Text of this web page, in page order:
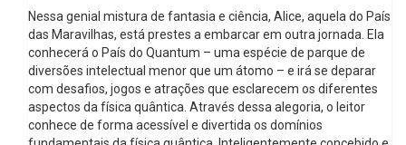
Nessa genial mistura de fantasia e ciência, Alice, aquela do País
das Maravilhas, está prestes a embarcar em outra jornada. Ela
conhecerá o País do Quantum – uma espécie de parque de
diversões intelectual menor que um átomo – e irá se deparar
com desafios, jogos e atrações que esclarecem os diferentes
aspectos da física quântica. Através dessa alegoria, o leitor
conhece de forma acessível e divertida os domínios